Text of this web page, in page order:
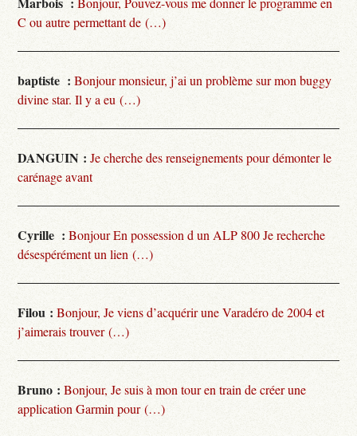
C ou autre permettant de (…)
baptiste : Bonjour monsieur, j’ai un problème sur mon buggy
divine star. Il y a eu (…)
DANGUIN : Je cherche des renseignements pour démonter le
carénage avant
Cyrille : Bonjour En possession d un ALP 800 Je recherche
désespérément un lien (…)
Filou : Bonjour, Je viens d’acquérir une Varadéro de 2004 et
j’aimerais trouver (…)
Bruno : Bonjour, Je suis à mon tour en train de créer une
application Garmin pour (…)